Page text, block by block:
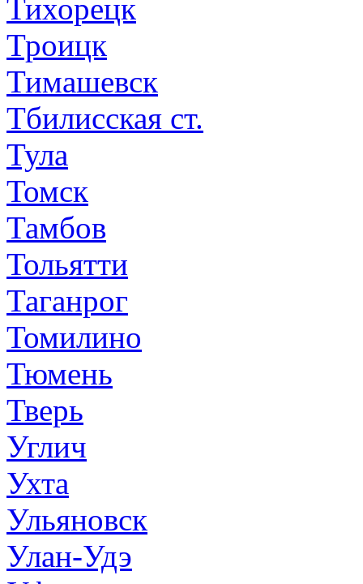
Тихорецк
Троицк
Тимашевск
Тбилисская ст.
Тула
Томск
Тамбов
Тольятти
Таганрог
Томилино
Тюмень
Тверь
Углич
Ухта
Ульяновск
Улан-Удэ